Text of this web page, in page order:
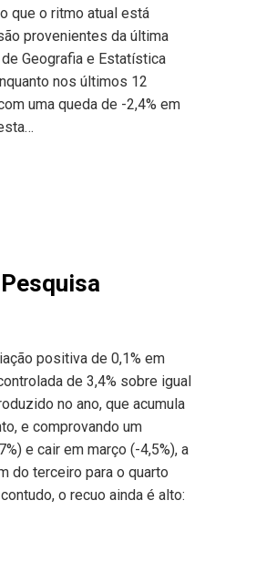
que o ritmo atual está
provenientes da última
Geografia e Estatística
nos últimos 12
uma queda de -2,4% em
positiva de 0,1% em
de 3,4% sobre igual
no ano, que acumula
e comprovando um
e cair em março (-4,5%), a
do terceiro para o quarto
o recuo ainda é alto: